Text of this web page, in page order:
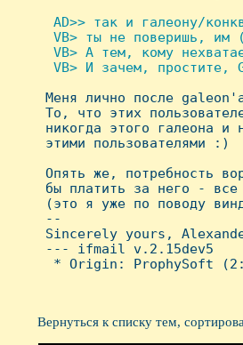
AD>> так и галеону/
VB> ты не поверишь, им
VB> А тем, кому
VB> И зачем, простите,
Меня лично после
То, что этих
никогда этого галеона и
этими пользователями :)
Опять же, потребность
бы платить за него - все
(это я уже по поводу
--
Sincerely yours,
--- ifmail v.2.15dev5
* Origin: ProphySoft
Вернуться к списку тем,